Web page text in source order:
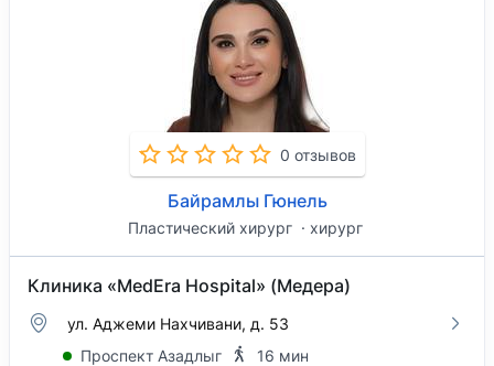
0 отзывов
Байрамлы Гюнель
Пластический хирург хирург
Клиника «MedEra Hospital» (Медера)
ул. Аджеми Нахчивани, д. 53
Проспект Азадлыг
16 мин